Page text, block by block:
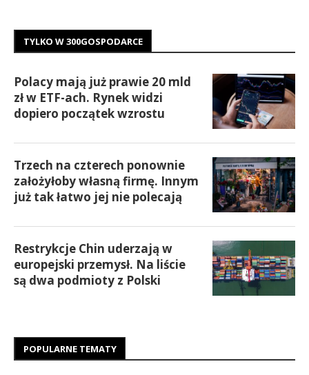
TYLKO W 300GOSPODARCE
Polacy mają już prawie 20 mld
zł w ETF-ach. Rynek widzi
dopiero początek wzrostu
Trzech na czterech ponownie
założyłoby własną firmę. Innym
już tak łatwo jej nie polecają
Restrykcje Chin uderzają w
europejski przemysł. Na liście
są dwa podmioty z Polski
POPULARNE TEMATY